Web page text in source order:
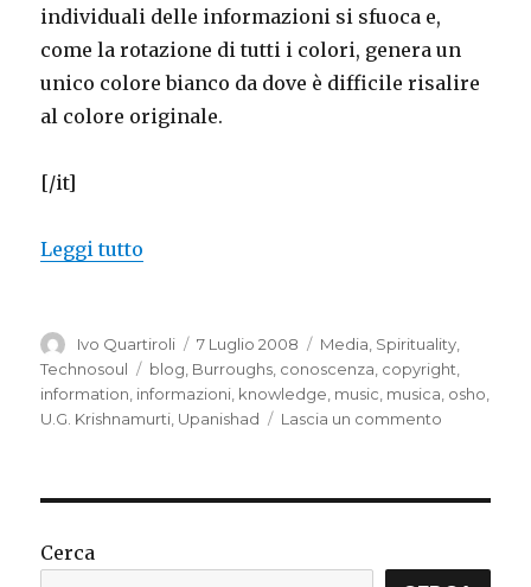
individuali delle informazioni si sfuoca e,
come la rotazione di tutti i colori, genera un
unico colore bianco da dove è difficile risalire
al colore originale.
[/it]
Leggi tutto
Autore
Ivo Quartiroli
Pubblicato
il
7 Luglio 2008 Categorie
Media Spirituality
Technosoul
Tag
blog Burroughs conoscenza copyright
information informazioni knowledge music musica osho
U.G. Krishnamurti Upanishad Lascia un commento
Cerca